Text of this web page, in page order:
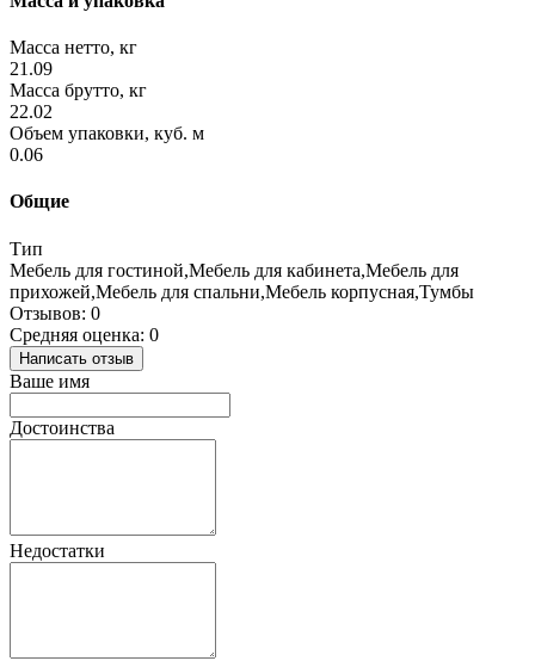
Масса нетто, кг
21.09
Масса брутто, кг
22.02
Объем упаковки, куб. м
0.06
Общие
Тип
Мебель для гостиной,Мебель для кабинета,Мебель для
прихожей,Мебель для спальни,Мебель корпусная,Тумбы
Отзывов: 0
Средняя оценка: 0
Написать отзыв
Ваше имя
Достоинства
Недостатки